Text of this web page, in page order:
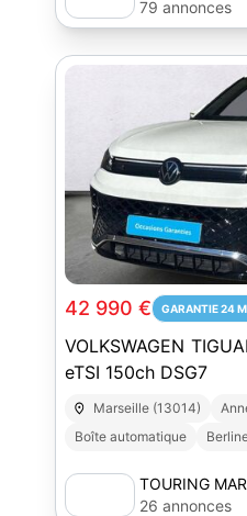
SIMPLICILEASE
79 annonces
42 990 € GARANTIE 24
VOLKSWAGEN
eTSI 150ch DSG7
Marseille (13014)
Boîte automatique
TOURING
26 annonces